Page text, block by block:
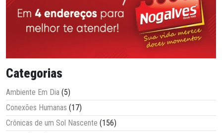
Categorias
Ambiente Em Dia (5)
Conexões Humanas (17)
Crônicas de um Sol Nascente (156)